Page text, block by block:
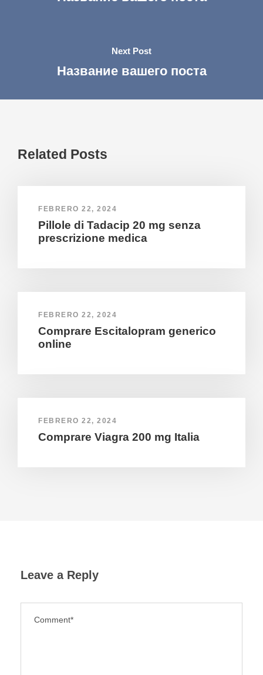
Next Post
Название вашего поста
Related Posts
FEBRERO 22, 2024
Pillole di Tadacip 20 mg senza
prescrizione medica
FEBRERO 22, 2024
Comprare Escitalopram generico
online
FEBRERO 22, 2024
Comprare Viagra 200 mg Italia
Leave a Reply